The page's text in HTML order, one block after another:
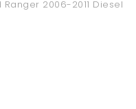
2006-2011 Diesel